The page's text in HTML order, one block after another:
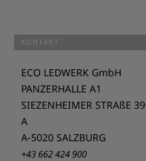
KONTAKT
ECO LEDWERK GmbH
PANZERHALLE A1
SIEZENHEIMER STRAßE 39
A
A-5020 SALZBURG
+43 662 424 900